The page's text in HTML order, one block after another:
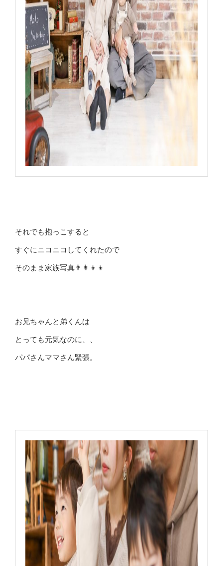
それでも抱っこすると
すぐにニコニコしてくれたので
そのまま家族写真👨‍👩‍👦‍👦
お兄ちゃんと弟くんは
とっても元気なのに、、
パパさんママさん緊張。